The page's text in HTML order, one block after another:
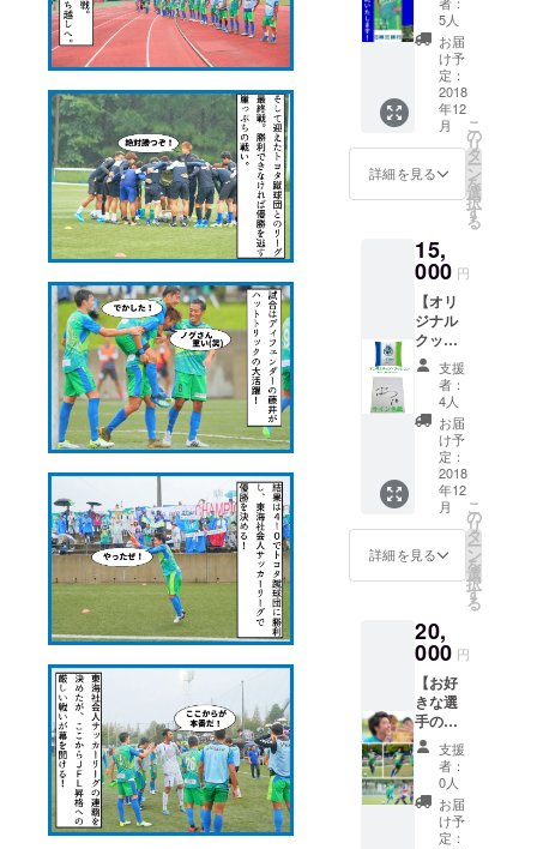
なただ
けのオ
リジナ
ルカレ
ンダー
を作成
させて
頂きま
す。 最
る選
手、監
督、
コー
チ、ス
タッフ
名をご
記載く
ださ
い。11
月29日
（木）
中にご
連絡が
ない際
は、ラ
ンダム
せて頂
きま
す。
させて
頂きま
す。 ①
鈴鹿ア
ンリミ
テッド
よりお
礼のお
手紙 ②
選手の
ぼり1枚
ゲーム
時に掲
示して
いるの
ぼりと
同型で
す。 ※
希望選
手は最
後の備
考欄に
ご記入
下さ
い。 ※
希望選
手が重
複した
ますの
でご安
心下さ
い。
※11月
29日
（木）
までに
希望選
手のご
連絡が
ない場
5人
お届
け予
定：
2018
年12
月
詳細を見る
こ
の
リ
タ
ー
ン
を
選
択
す
る
15,
000 円
【オリ
ジナル
クッ
ション&
サイン
色紙】
下記3点
を発送
させて
頂きま
す。 ①
鈴鹿ア
ンリミ
テッド
FCから
お礼の
②オリ
ジナル
クッ
ション
チーム
旗デザ
イン
（両面
とも）
のクッ
ション
です。
支援
者：
4人
お届
け予
定：
2018
年12
月
詳細を見る
こ
の
リ
タ
ー
ン
を
選
択
す
る
20,
000 円
【お好
きな選
手の写
真DVD
作
成！】
下記2点
をお送
りさせ
支援
者：
0人
お届
け予
定：